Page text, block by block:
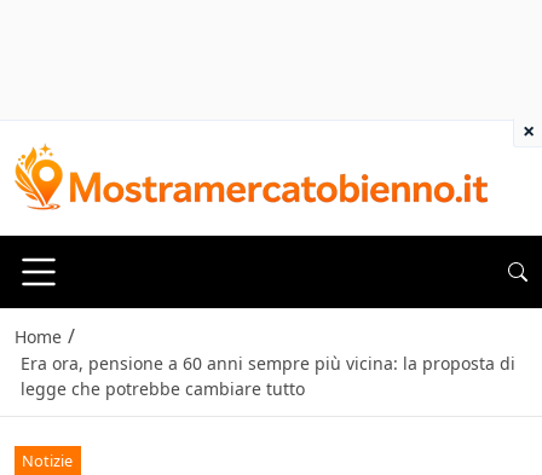
Home /
Era ora, pensione a 60 anni sempre più vicina: la proposta di
legge che potrebbe cambiare tutto
Notizie
×